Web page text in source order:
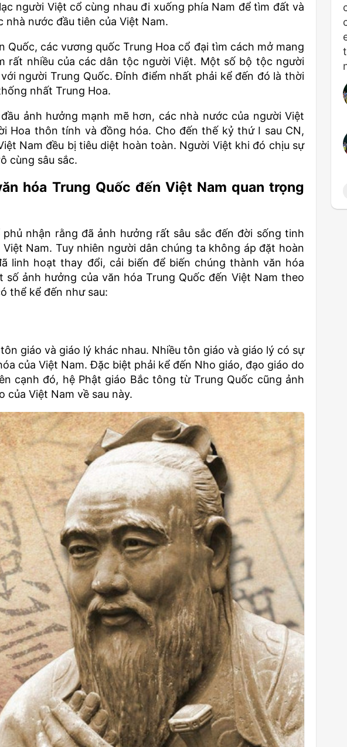
người Việt cổ cùng nhau đi xuống phía Nam để tìm đất và
nước đầu tiên của Việt Nam.
Quốc, các vương quốc Trung Hoa cổ đại tìm cách mở mang
rất nhiều của các dân tộc người Việt. Một số bộ tộc người
người Trung Quốc. Đỉnh điểm nhất phải kể đến đó là thời
nhất Trung Hoa.
ảnh hưởng mạnh mẽ hơn, các nhà nước của người Việt
Hoa thôn tính và đồng hóa. Cho đến thế kỷ thứ I sau CN,
Nam đều bị tiêu diệt hoàn toàn. Người Việt khi đó chịu sự
cùng sâu sắc.
hóa Trung Quốc đến Việt Nam quan trọng
nhận rằng đã ảnh hưởng rất sâu sắc đến đời sống tinh
Nam. Tuy nhiên người dân chúng ta không áp đặt hoàn
linh hoạt thay đổi, cải biến để biến chúng thành văn hóa
ảnh hưởng của văn hóa Trung Quốc đến Việt Nam theo
thể kể đến như sau:
giáo và giáo lý khác nhau. Nhiều tôn giáo và giáo lý có sự
của Việt Nam. Đặc biệt phải kể đến Nho giáo, đạo giáo do
cạnh đó, hệ Phật giáo Bắc tông từ Trung Quốc cũng ảnh
của Việt Nam về sau này.